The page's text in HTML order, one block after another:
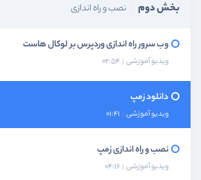
بخش دوم نصب و راه اندازی
وب سرور راه اندازی وردپرس بر لوکال هاست
ویدیو آموزشی 02:54
دانلود زمپ
ویدیو آموزشی 01:41
نصب و راه اندازی زمپ
ویدیو آموزشی 04:16